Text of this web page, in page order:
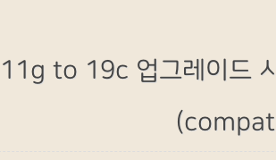
to 19c 업그레이드